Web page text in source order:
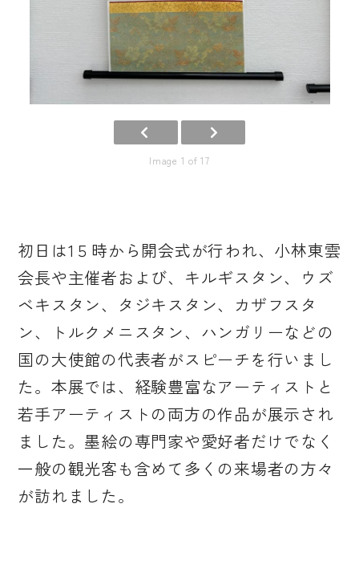
Image 1 of 17
初日は1５時から開会式が行われ、小林東雲
会長や主催者および、キルギスタン、ウズ
ベキスタン、タジキスタン、カザフスタ
ン、トルクメニスタン、ハンガリーなどの
国の大使館の代表者がスピーチを行いまし
た。本展では、経験豊富なアーティストと
若手アーティストの両方の作品が展示され
ました。墨絵の専門家や愛好者だけでなく
一般の観光客も含めて多くの来場者の方々
が訪れました。